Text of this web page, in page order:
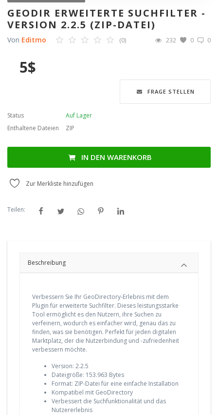
Contact
Anmelden
Registrieren
GEODIR ERWEITERTE SUCHFILTER -
VERSION 2.2.5 (ZIP-DATEI)
Von Editmo 0
(0) 0
232
5$
FRAGE STELLEN
Status
Auf Lager
Enthaltene Dateien
ZIP
IN DEN WARENKORB
Zur Merkliste hinzufügen
Teilen:
Beschreibung
Verbessern Sie Ihr GeoDirectory-Erlebnis mit dem
Plugin für erweiterte Suchfilter. Dieses leistungsstarke
Tool ermöglicht es den Nutzern, ihre Suchen zu
verfeinern, wodurch es einfacher wird, genau das zu
finden, was sie benötigen. Perfekt für jeden digitalen
Marktplatz, der die Nutzerbindung und -zufriedenheit
verbessern möchte.
Version: 2.2.5
Dateigröße: 153.963 Bytes
Format: ZIP-Datei für eine einfache Installation
Kompatibel mit GeoDirectory
Verbessert die Suchfunktionalität und das
Nutzererlebnis